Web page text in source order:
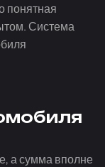
понятная
Система
а сумма вполне